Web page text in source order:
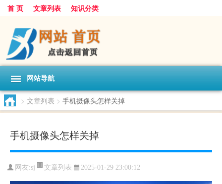
首 页 文章列表 知识分类
网站导航
> 文章列表 > 手机摄像头怎样关掉
手机摄像头怎样关掉
网友:sj 文章列表 2025-01-29 23:00:12